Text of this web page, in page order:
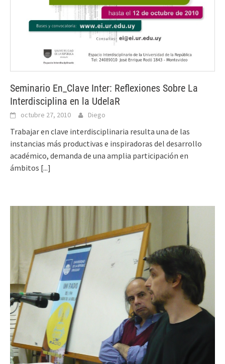
Seminario En_Clave Inter: Reflexiones Sobre La
Interdisciplina en la UdelaR
octubre 27, 2010 Diego
Trabajar en clave interdisciplinaria resulta una de las
instancias más productivas e inspiradoras del desarrollo
académico, demanda de una amplia participación en
ámbitos [...]